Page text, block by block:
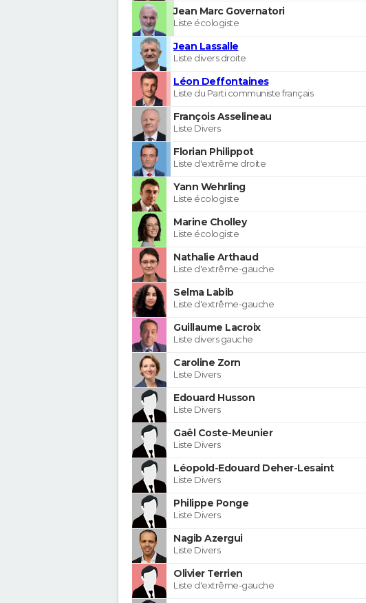
Jean Marc Governatori
Liste écologiste
Jean Lassalle
Liste divers droite
Léon Deffontaines
Liste du Parti communiste français
François Asselineau
Liste Divers
Florian Philippot
Liste d'extrême droite
Yann Wehrling
Liste écologiste
Marine Cholley
Liste écologiste
Nathalie Arthaud
Liste d'extrême-gauche
Selma Labib
Liste d'extrême-gauche
Guillaume Lacroix
Liste divers gauche
Caroline Zorn
Liste Divers
Edouard Husson
Liste Divers
Gaël Coste-Meunier
Liste Divers
Léopold-Edouard Deher-Lesaint
Liste Divers
Philippe Ponge
Liste Divers
Nagib Azergui
Liste Divers
Olivier Terrien
Liste d'extrême-gauche